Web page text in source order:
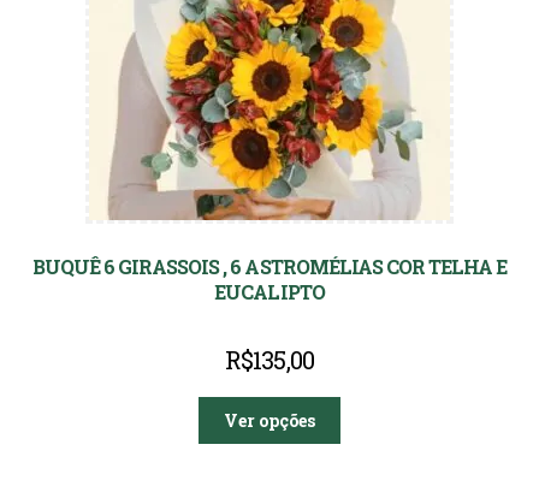
BUQUÊ 6 GIRASSOIS , 6 ASTROMÉLIAS COR TELHA E
EUCALIPTO
R$135,00
Ver opções